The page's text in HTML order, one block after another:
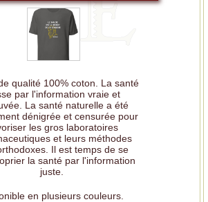
qualité 100% coton. La santé
par l'information vraie et
La santé naturelle a été
dénigrée et censurée pour
les gros laboratoires
et leurs méthodes
Il est temps de se
la santé par l'information
juste.
en plusieurs couleurs.